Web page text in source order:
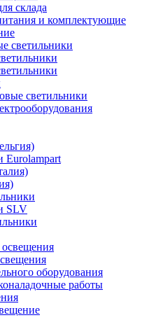
склада
и комплектующие
светильники
светильники
Eurolampart
SLV
оборудования
работы